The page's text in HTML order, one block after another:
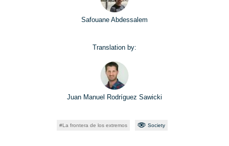
Safouane Abdessalem
Translation by:
Juan Manuel Rodríguez Sawicki
La frontera de los extremos Society